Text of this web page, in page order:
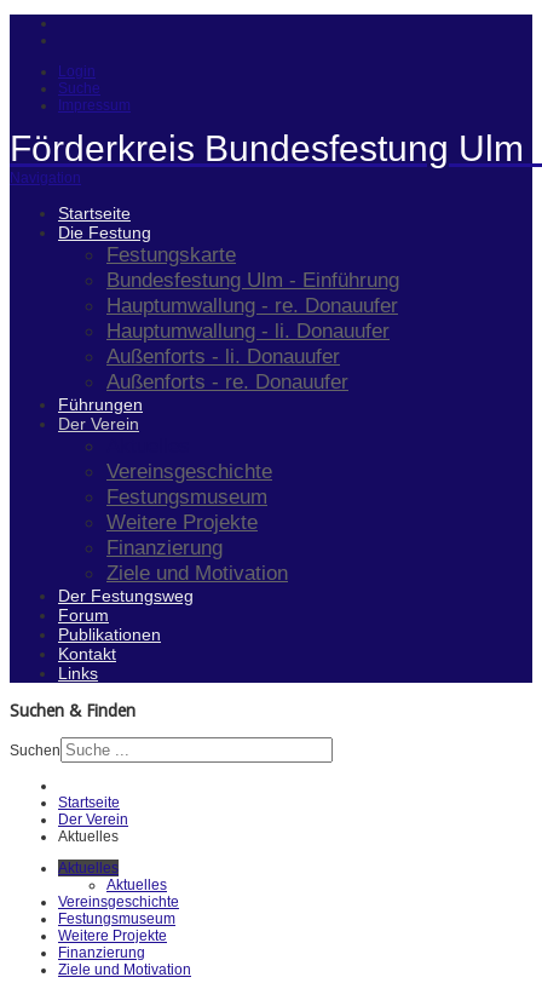
Login
Suche
Impressum
Förderkreis Bundesfestung Ulm
Navigation
Startseite
Die Festung
Festungskarte
Bundesfestung Ulm - Einführung
Hauptumwallung - re. Donauufer
Hauptumwallung - li. Donauufer
Außenforts - li. Donauufer
Außenforts - re. Donauufer
Führungen
Der Verein
Vereinsgeschichte
Festungsmuseum
Weitere Projekte
Finanzierung
Ziele und Motivation
Der Festungsweg
Forum
Publikationen
Kontakt
Links
Suchen & Finden
Suchen
Startseite
Der Verein
Aktuelles
Aktuelles
Aktuelles
Vereinsgeschichte
Festungsmuseum
Weitere Projekte
Finanzierung
Ziele und Motivation